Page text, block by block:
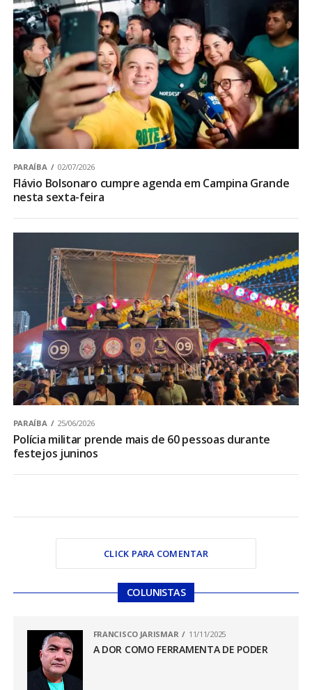
PARAÍBA 02/07/2026
Flávio Bolsonaro cumpre agenda em Campina Grande
nesta sexta-feira
PARAÍBA 25/06/2026
Polícia militar prende mais de 60 pessoas durante
festejos juninos
CLICK PARA COMENTAR
COLUNISTAS
FRANCISCO JARISMAR 11/11/2025
A DOR COMO FERRAMENTA DE PODER